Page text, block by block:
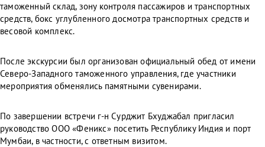
таможенный склад, зону контроля пассажиров и транспортных
средств, бокс углубленного досмотра транспортных средств и
весовой комплекс.
После экскурсии был организован официальный обед от имени
Северо-Западного таможенного управления, где участники
мероприятия обменялись памятными сувенирами.
По завершении встречи г-н Сурджит Бхуджабал пригласил
руководство ООО «Феникс» посетить Республику Индия и порт
Мумбаи, в частности, с ответным визитом.